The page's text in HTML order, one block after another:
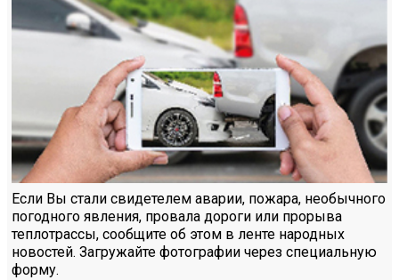
Если Вы стали свидетелем аварии, пожара, необычного
погодного явления, провала дороги или прорыва
теплотрассы, сообщите об этом в ленте народных
новостей. Загружайте фотографии через специальную
форму.